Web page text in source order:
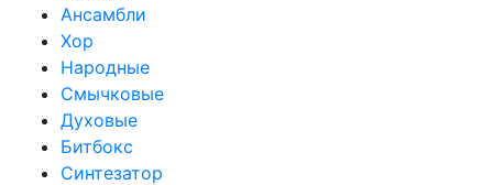
Ансамбли
Хор
Народные
Смычковые
Духовые
Битбокс
Синтезатор